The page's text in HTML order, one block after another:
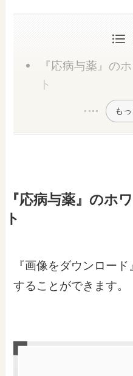
『応病与薬』の
ト
も
『応病与薬』のホ
ト
『画像をダウンロー
することができます。